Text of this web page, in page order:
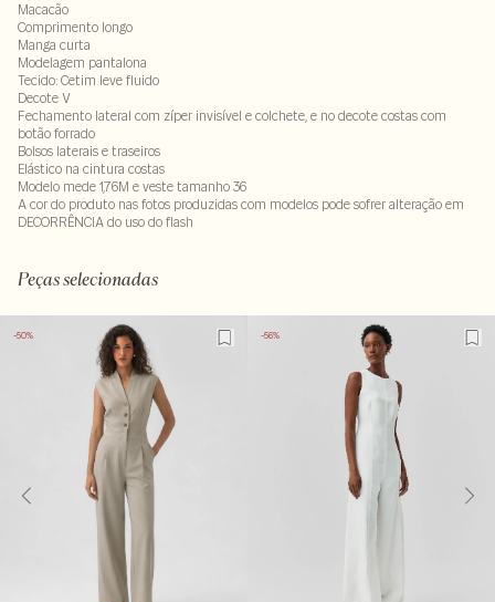
Macacão
Comprimento longo
Manga curta
Modelagem pantalona
Tecido: Cetim leve fluido
Decote V
Fechamento lateral com zíper invisível e colchete, e no decote costas com
botão forrado
Bolsos laterais e traseiros
Elástico na cintura costas
Modelo mede 1,76M e veste tamanho 36
A cor do produto nas fotos produzidas com modelos pode sofrer alteração em
DECORRÊNCIA do uso do flash
Peças selecionadas
-50% -56%